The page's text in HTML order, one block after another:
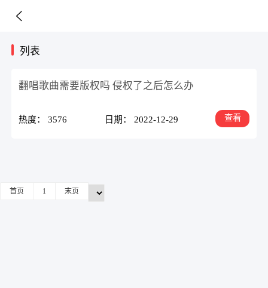
列表
翻唱歌曲需要版权吗 侵权了之后怎么办
热度： 3576 日期： 2022-12-29 查看
首页 1 末页